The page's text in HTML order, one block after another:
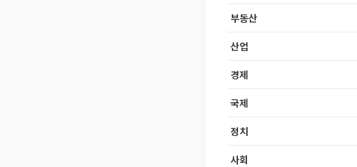
부동산
산업
경제
국제
정치
사회